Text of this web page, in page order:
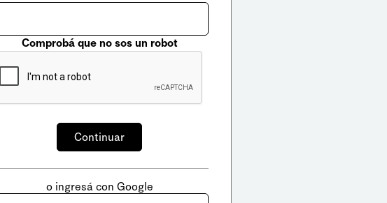
Comprobá que no sos un robot
o ingresá con Google